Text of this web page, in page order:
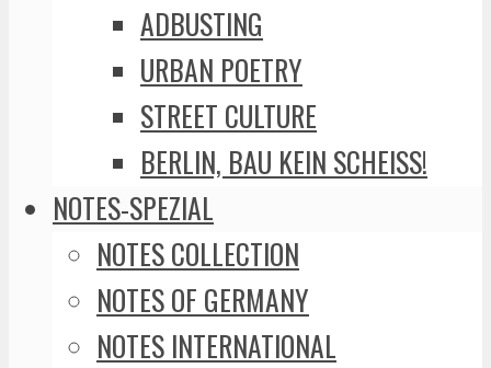
ADBUSTING
URBAN POETRY
STREET CULTURE
BERLIN, BAU KEIN SCHEISS!
NOTES-SPEZIAL
NOTES COLLECTION
NOTES OF GERMANY
NOTES INTERNATIONAL